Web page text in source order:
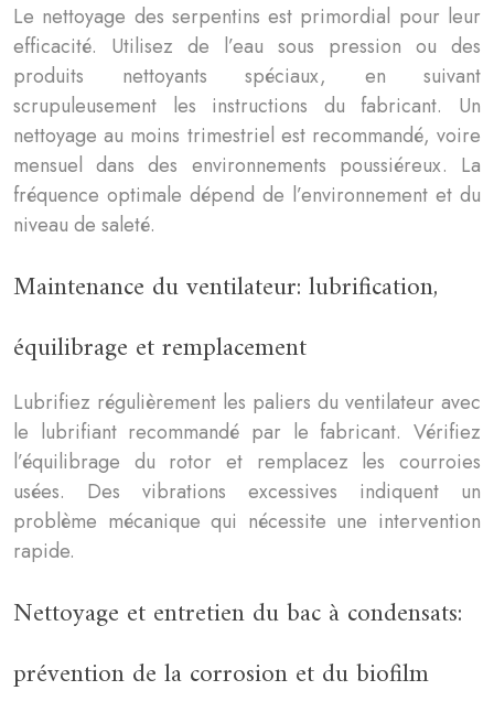
Le nettoyage des serpentins est primordial pour leur
efficacité. Utilisez de l’eau sous pression ou des
produits nettoyants spéciaux, en suivant
scrupuleusement les instructions du fabricant. Un
nettoyage au moins trimestriel est recommandé, voire
mensuel dans des environnements poussiéreux. La
fréquence optimale dépend de l’environnement et du
niveau de saleté.
Maintenance du ventilateur: lubrification,
équilibrage et remplacement
Lubrifiez régulièrement les paliers du ventilateur avec
le lubrifiant recommandé par le fabricant. Vérifiez
l’équilibrage du rotor et remplacez les courroies
usées. Des vibrations excessives indiquent un
problème mécanique qui nécessite une intervention
rapide.
Nettoyage et entretien du bac à condensats:
prévention de la corrosion et du biofilm